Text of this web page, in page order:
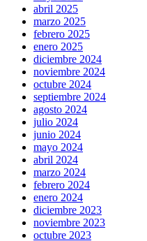
abril 2025
marzo 2025
febrero 2025
enero 2025
diciembre 2024
noviembre 2024
octubre 2024
septiembre 2024
agosto 2024
julio 2024
junio 2024
mayo 2024
abril 2024
marzo 2024
febrero 2024
enero 2024
diciembre 2023
noviembre 2023
octubre 2023